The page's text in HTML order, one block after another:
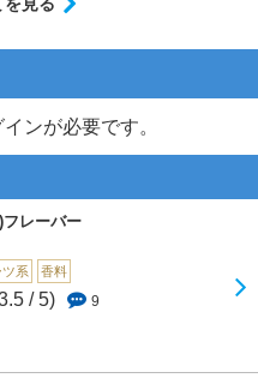
ンが必要です。
レーバー
系 香料
/ 5) 9